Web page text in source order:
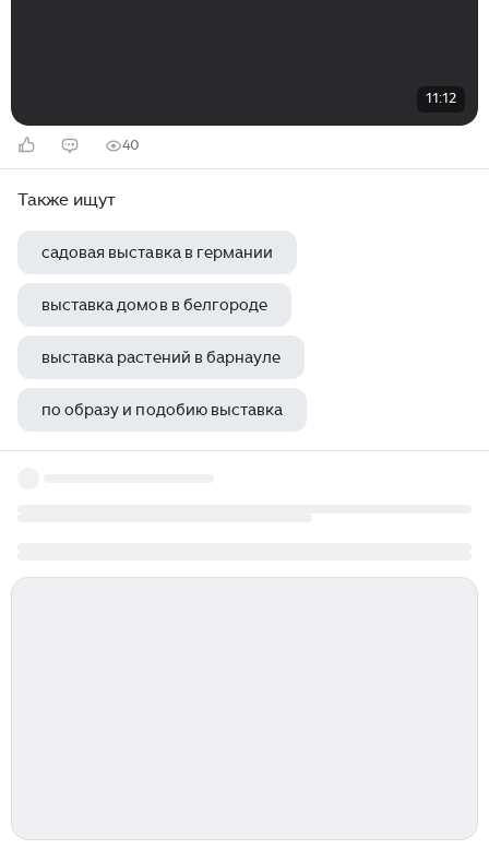
11:12
40
Также ищут
садовая выставка в германии
выставка домов в белгороде
выставка растений в барнауле
по образу и подобию выставка